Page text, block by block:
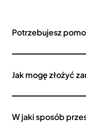
Potrzebujesz
Jak mogę złożyć
W jaki sposób